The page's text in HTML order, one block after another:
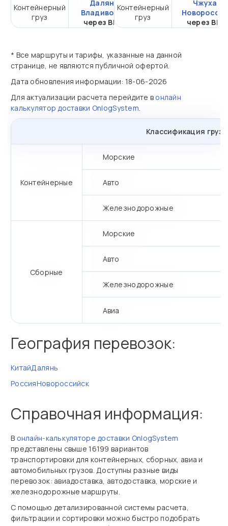
Контейнерный
груз
Далянь -
Владивосток
через ВМТП
от 105 693,97 ₽ за
20DC
Контейнерный
груз
Чжухай -
через
* Все маршруты и тарифы, указанные на данной
странице, не являются публичной офертой.
Дата обновления информации: 18-06-2026
Для актуализации расчета перейдите в онлайн
калькулятор доставки OnlogSystem.
Классификация
Контейнерные
Морские
Авто
Железнодорожные
Сборные
Морские
Авто
Железнодорожные
Авиа
География перевозок:
КитайДалянь
РоссияНовороссийск
Справочная информация:
В онлайн‑калькуляторе доставки OnlogSystem
представлены свыше 16199 вариантов
транспортировки для контейнерных, сборных, авиа и
автомобильных грузов. Доступны разные виды
перевозок: авиадоставка, автодоставка, морские и
железнодорожные маршруты.
С помощью детализированной системы расчета,
фильтрации и сортировки можно быстро подобрать